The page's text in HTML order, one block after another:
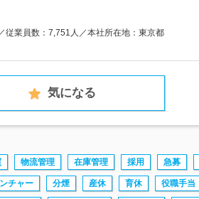
従業員数：7,751人／本社所在地：東京都
気になる
物流管理 在庫管理 採用 急募
チャー 分煙 産休 育休 役職手当